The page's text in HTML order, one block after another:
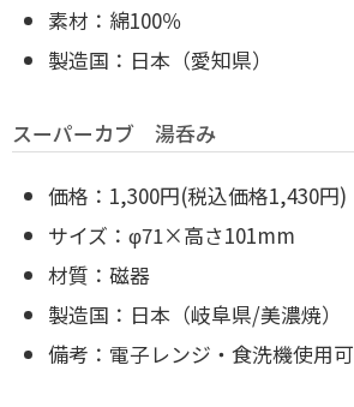
素材：綿100％
製造国：日本（愛知県）
スーパーカブ 湯呑み
価格：1,300円(税込価格1,430円)
サイズ：φ71×高さ101mm
材質：磁器
製造国：日本（岐阜県/美濃焼）
備考：電子レンジ・食洗機使用可